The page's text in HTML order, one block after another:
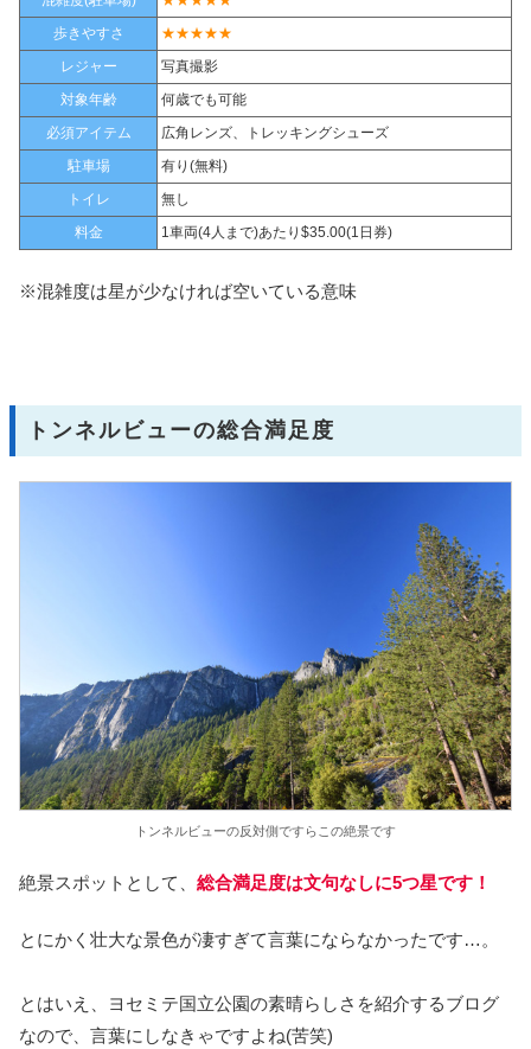
歩きやすさ
★★★★★
レジャー
写真撮影
対象年齢
何歳でも可能
必須アイテム
広角レンズ、トレッキングシューズ
駐車場
有り(無料)
トイレ
無し
料金
1車両(4人まで)あたり$35.00(1日券)
※混雑度は星が少なければ空いている意味
トンネルビューの総合満足度
トンネルビューの反対側ですらこの絶景です
絶景スポットとして、 総合満足度は文句なしに5つ星です！
とにかく壮大な景色が凄すぎて言葉にならなかったです…。
とはいえ、ヨセミテ国立公園の素晴らしさを紹介するブログ
なので、言葉にしなきゃですよね(苦笑)